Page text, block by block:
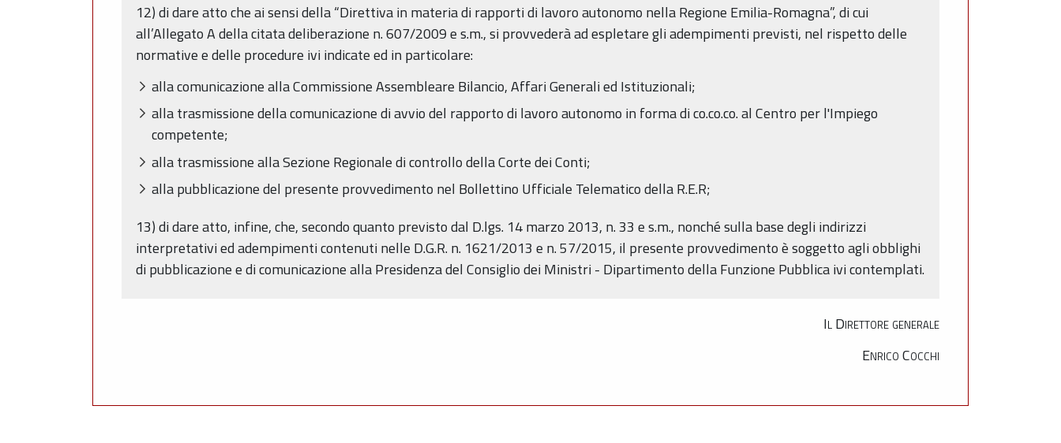
12) di dare atto che ai sensi della “Direttiva in materia di rapporti di lavoro autonomo nella Regione Emilia-Romagna”, di cui
all’Allegato A della citata deliberazione n. 607/2009 e s.m., si provvederà ad espletare gli adempimenti previsti, nel rispetto delle
normative e delle procedure ivi indicate ed in particolare:
alla comunicazione alla Commissione Assembleare Bilancio, Affari Generali ed Istituzionali;
alla trasmissione della comunicazione di avvio del rapporto di lavoro autonomo in forma di co.co.co. al Centro per l'Impiego
competente;
alla trasmissione alla Sezione Regionale di controllo della Corte dei Conti;
alla pubblicazione del presente provvedimento nel Bollettino Ufficiale Telematico della R.E.R;
13) di dare atto, infine, che, secondo quanto previsto dal D.lgs. 14 marzo 2013, n. 33 e s.m., nonché sulla base degli indirizzi
interpretativi ed adempimenti contenuti nelle D.G.R. n. 1621/2013 e n. 57/2015, il presente provvedimento è soggetto agli obblighi
di pubblicazione e di comunicazione alla Presidenza del Consiglio dei Ministri - Dipartimento della Funzione Pubblica ivi contemplati.
Il Direttore generale
Enrico Cocchi